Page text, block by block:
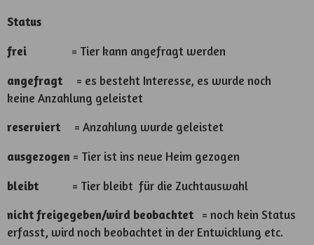
Status
frei = Tier kann angefragt werden
angefragt = es besteht Interesse, es wurde noch
keine Anzahlung geleistet
reserviert = Anzahlung wurde geleistet
ausgezogen = Tier ist ins neue Heim gezogen
bleibt = Tier bleibt für die Zuchtauswahl
nicht freigegeben/wird beobachtet = noch kein Status
erfasst, wird noch beobachtet in der Entwicklung etc.